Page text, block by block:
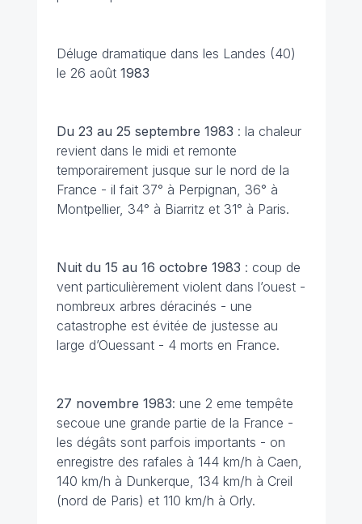
Déluge dramatique dans les Landes (40)
le 26 août 1983
Du 23 au 25 septembre 1983 : la chaleur
revient dans le midi et remonte
temporairement jusque sur le nord de la
France - il fait 37° à Perpignan, 36° à
Montpellier, 34° à Biarritz et 31° à Paris.
Nuit du 15 au 16 octobre 1983 : coup de
vent particulièrement violent dans l’ouest -
nombreux arbres déracinés - une
catastrophe est évitée de justesse au
large d’Ouessant - 4 morts en France.
27 novembre 1983: une 2 eme tempête
secoue une grande partie de la France -
les dégâts sont parfois importants - on
enregistre des rafales à 144 km/h à Caen,
140 km/h à Dunkerque, 134 km/h à Creil
(nord de Paris) et 110 km/h à Orly.